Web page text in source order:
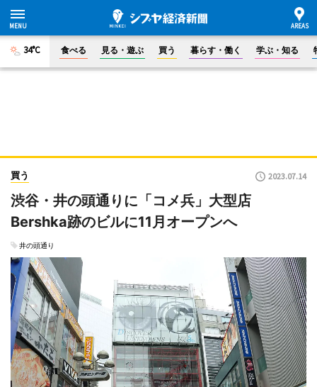
34°C 食べる 見る・遊ぶ 買う 暮らす・働く 学ぶ・知る
買う 2023.07.14
渋谷・井の頭通りに「コメ兵」大型店
Bershka跡のビルに11月オープンへ
井の頭通り